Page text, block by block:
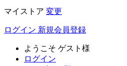
マイストア 変更
ログイン 新規会員登録
ようこそ ゲスト様
ログイン